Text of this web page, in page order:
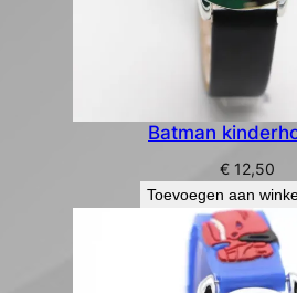
Batman
€ 12,50
Toevoegen aan